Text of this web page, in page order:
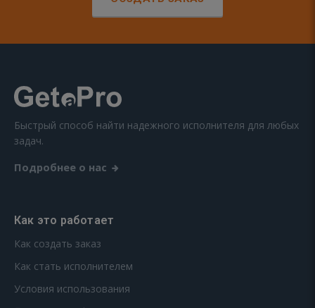
Быстрый способ найти надежного исполнителя для любых
задач.
Подробнее о нас
Как это работает
Как создать заказ
Как стать исполнителем
Условия использования